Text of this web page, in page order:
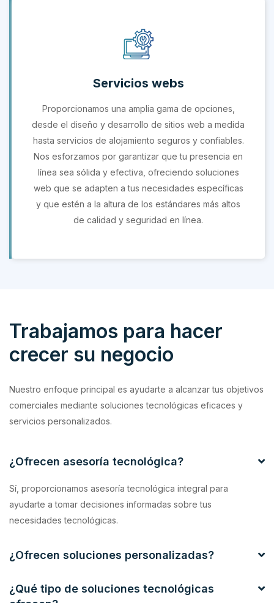
Servicios webs
Proporcionamos una amplia gama de opciones,
desde el diseño y desarrollo de sitios web a medida
hasta servicios de alojamiento seguros y confiables.
Nos esforzamos por garantizar que tu presencia en
línea sea sólida y efectiva, ofreciendo soluciones
web que se adapten a tus necesidades específicas
y que estén a la altura de los estándares más altos
de calidad y seguridad en línea.
Trabajamos para hacer
crecer su negocio
Nuestro enfoque principal es ayudarte a alcanzar tus objetivos
comerciales mediante soluciones tecnológicas eficaces y
servicios personalizados.
¿Ofrecen asesoría tecnológica?
Sí, proporcionamos asesoría tecnológica integral para
ayudarte a tomar decisiones informadas sobre tus
necesidades tecnológicas.
¿Ofrecen soluciones personalizadas?
¿Qué tipo de soluciones tecnológicas